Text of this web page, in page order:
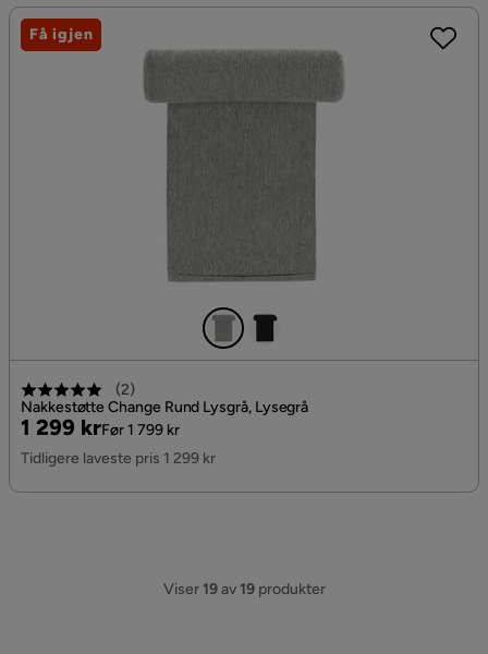
(2)
Nakkestøtte Change Rund Lysgrå, Lysegrå
Pris
1 299 kr
Original
Pris
Før 1 799 kr
Tidligere laveste pris 1 299 kr
Få igjen
Viser19av19produkter